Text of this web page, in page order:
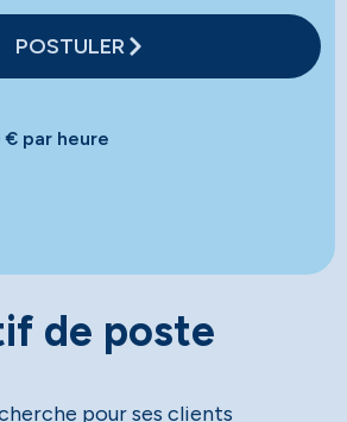
POSTULER
€ par heure
de poste
pour ses clients